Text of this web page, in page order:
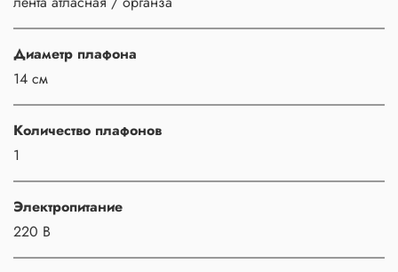
Диаметр плафона
14 см
Количество плафонов
1
Электропитание
220 В